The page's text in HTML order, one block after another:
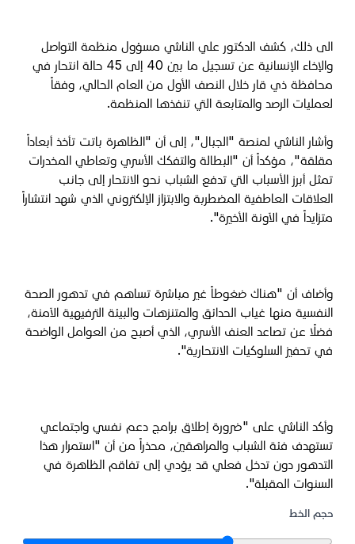
الى ذلك، كشف الدكتور علي الناشي مسؤول منظمة التواصل
والإخاء الإنسانية عن تسجيل ما بين 40 إلى 45 حالة انتحار في
محافظة ذي قار خلال النصف الأول من العام الحالي، وفقاً
لعمليات الرصد والمتابعة التي تنفذها المنظمة.
وأشار الناشي لمنصة "الجبال"، إلى أن "الظاهرة باتت تأخذ أبعاداً
مقلقة"، مؤكداً أن "البطالة والتفكك الأسري وتعاطي المخدرات
تمثل أبرز الأسباب التي تدفع الشباب نحو الانتحار إلى جانب
العلاقات العاطفية المضطربة والابتزاز الإلكتروني الذي شهد انتشاراً
متزايداً في الآونة الأخيرة".
وأضاف أن "هناك ضغوطاً غير مباشرة تساهم في تدهور الصحة
النفسية منها غياب الحدائق والمتنزهات والبيئة الترفيهية الآمنة،
فضلًا عن تصاعد العنف الأسري، الذي أصبح من العوامل الواضحة
في تحفيز السلوكيات الانتحارية".
وأكد الناشي على "ضرورة إطلاق برامج دعم نفسي واجتماعي
تستهدف فئة الشباب والمراهقين، محذراً من أن "استمرار هذا
التدهور دون تدخل فعلي قد يؤدي إلى تفاقم الظاهرة في
السنوات المقبلة".
حجم الخط